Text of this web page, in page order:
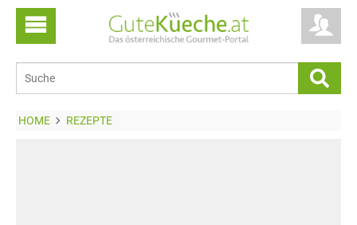
HOME REZEPTE